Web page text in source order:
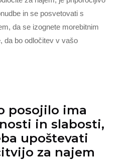
in se posvetovati s
da se izognete morebitnim
da bo odločitev v vašo
posojilo ima
in slabosti,
upoštevati
za najem